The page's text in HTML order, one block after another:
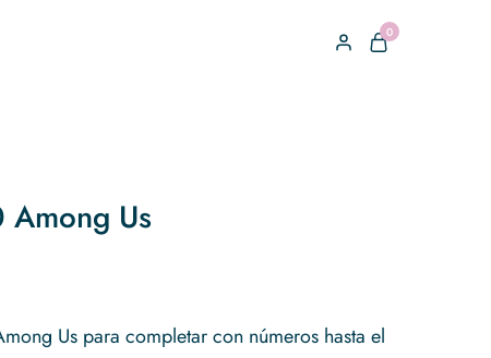
0
Among Us
Us para completar con números hasta el